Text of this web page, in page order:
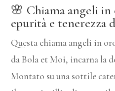
🌸 Chiama angeli in
epurità e tenerezza
Questa chiama angeli in
da Bola et Moi, incarna la
Montato su una sottile